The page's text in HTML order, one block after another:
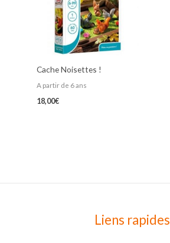
Cache Noisettes !
A partir de 6 ans
18,00€
Liens rapides